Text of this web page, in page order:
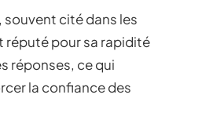
cité dans les
réputé pour sa rapidité
réponses, ce qui
la confiance des